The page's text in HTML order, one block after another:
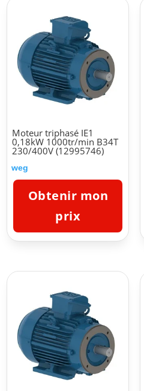
Moteur triphasé IE1
0,18kW 1000tr/min B34T
230/400V (12995746)
weg
Obtenir mon
prix